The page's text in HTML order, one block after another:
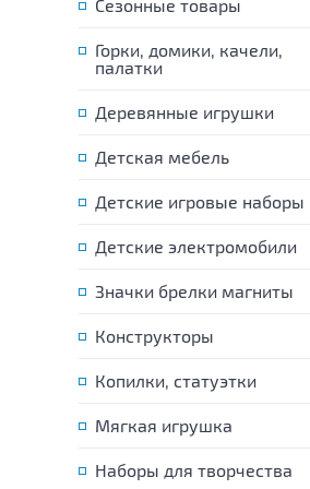
Сезонные товары
Горки, домики, качели,
палатки
Деревянные игрушки
Детская мебель
Детские игровые наборы
Детские электромобили
Значки брелки магниты
Конструкторы
Копилки, статуэтки
Мягкая игрушка
Наборы для творчества
Кукла с набором
85815
Кукла